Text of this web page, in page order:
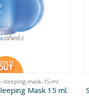
sleeping-mask-15-ml
Mask 15 ml.